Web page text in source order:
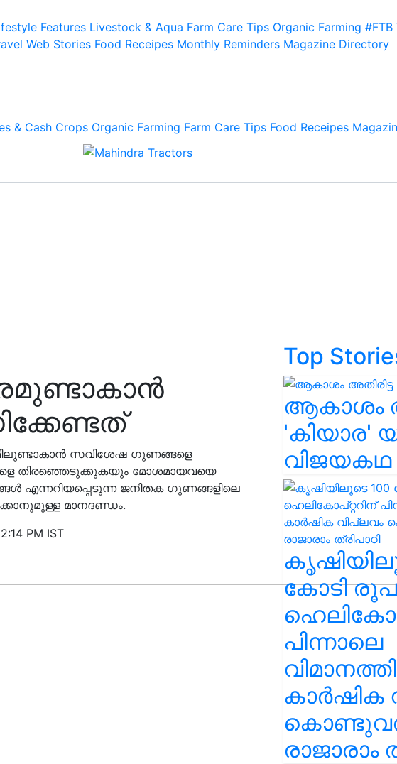
Features Livestock & Aqua Farm Care Tips Organic Farming #FTB
Web Stories Food Receipes Monthly Reminders Magazine Directory
& Cash Crops Organic Farming Farm Care Tips Food Receipes
സവിശേഷ ഗുണങ്ങളെ
തിരഞ്ഞെടുക്കുകയും മോശമായവയെ
എന്നറിയപ്പെടുന്ന ജനിതക ഗുണങ്ങളിലെ
മാനദണ്ഡം.
PM IST
Top
ആകാശം
'കിയാര'
വിജയകഥ
കോടി
പിന്നാലെ
കാർഷിക
രാജാരാം